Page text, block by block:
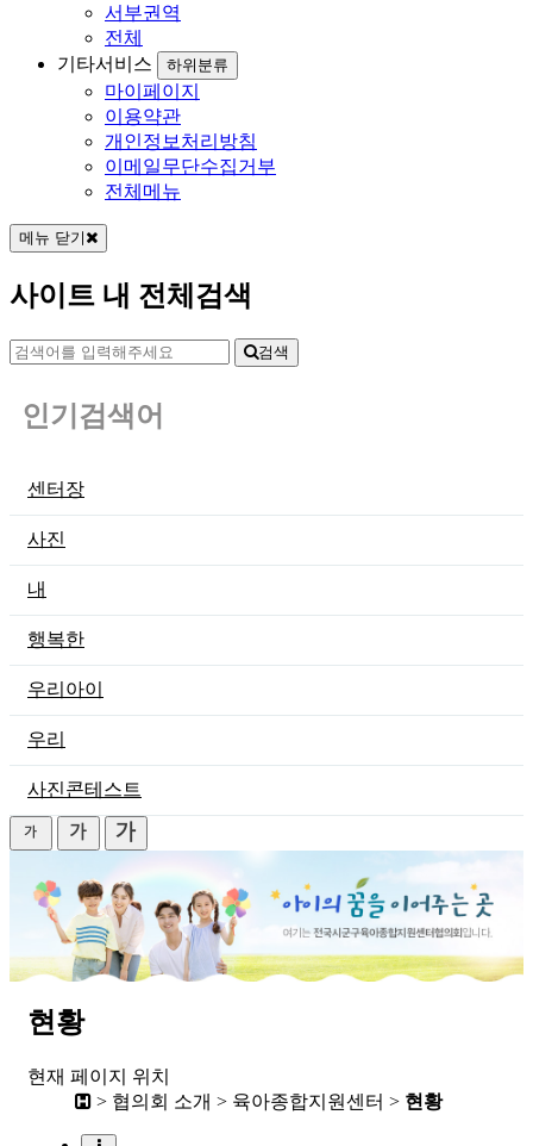
서부권역
전체
기타서비스
하위분류
마이페이지
이용약관
개인정보처리방침
이메일무단수집거부
전체메뉴
메뉴 닫기
사이트 내 전체검색
검색
인기검색어
센터장
사진
내
행복한
우리아이
우리
사진콘테스트
현황
현재 페이지 위치
> 협의회 소개 > 육아종합지원센터 > 현황